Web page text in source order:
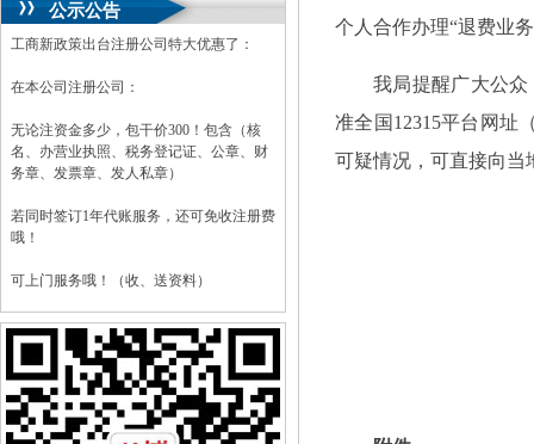
公示公告
工商新政策出台注册公司特大优惠了：
在本公司注册公司：
无论注资金多少，包干价300！包含（核
名、办营业执照、税务登记证、公章、财
务章、发票章、发人私章）
若同时签订1年代账服务，还可免收注册费
哦！
可上门服务哦！（收、送资料）
可加急服务哦！（最快可1工作日）
可代理开银行账户！（我们有长期合作的
银行，可免银行年费用）
咨询热线：023-63653351/63653355、
个人合作办理“退费业
我局提醒广大公
准全国12315平台网址
可疑情况，可直接向当